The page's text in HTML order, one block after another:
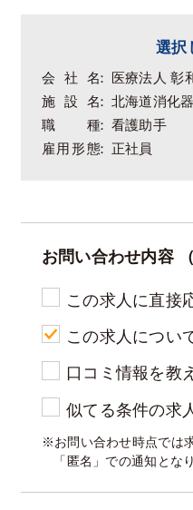
選択
会社名
医療法人 彰
施設名
北海道消化
職種
看護助手
雇用形態
正社員
お問い合わせ内容
この求人に直接
この求人につい
口コミ情報を教
似てる条件の求
※お問い合わせ時点では
「匿名」での通知とな